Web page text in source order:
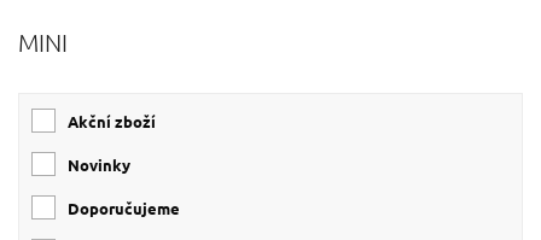
MINI
Akční zboží
Novinky
Doporučujeme